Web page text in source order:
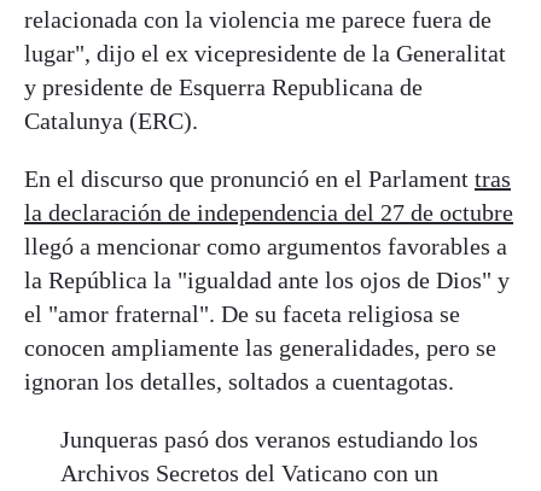
relacionada con la violencia me parece fuera de
lugar", dijo el ex vicepresidente de la Generalitat
y presidente de Esquerra Republicana de
Catalunya (ERC).
En el discurso que pronunció en el Parlament tras
la declaración de independencia del 27 de octubre
llegó a mencionar como argumentos favorables a
la República la "igualdad ante los ojos de Dios" y
el "amor fraternal". De su faceta religiosa se
conocen ampliamente las generalidades, pero se
ignoran los detalles, soltados a cuentagotas.
Junqueras pasó dos veranos estudiando los
Archivos Secretos del Vaticano con un